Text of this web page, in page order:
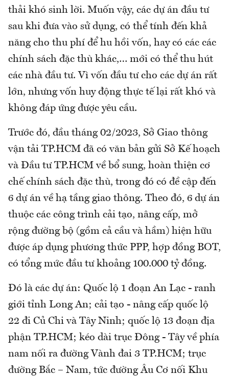
thải khó sinh lời. Muốn vậy, các dự án đầu tư
sau khi đưa vào sử dụng, có thể tính đến khả
năng cho thu phí để hu hồi vốn, hay có các các
chính sách đặc thù khác,… mới có thể thu hút
các nhà đầu tư. Vì vốn đầu tư cho các dự án rất
lớn, nhưng vốn huy động thực tế lại rất khó và
không đáp ứng được yêu cầu.
Trước đó, đầu tháng 02/2023, Sở Giao thông
vận tải TP.HCM đã có văn bản gửi Sở Kế hoạch
và Đầu tư TP.HCM về bổ sung, hoàn thiện cơ
chế chính sách đặc thù, trong đó có đề cập đến
6 dự án về hạ tầng giao thông. Theo đó, 6 dự án
thuộc các công trình cải tạo, nâng cấp, mở
rộng đường bộ (gồm cả cầu và hầm) hiện hữu
được áp dụng phương thức PPP, hợp đồng BOT,
có tổng mức đầu tư khoảng 100.000 tỷ đồng.
Đó là các dự án: Quốc lộ 1 đoạn An Lạc - ranh
giới tỉnh Long An; cải tạo - nâng cấp quốc lộ
22 đi Củ Chi và Tây Ninh; quốc lộ 13 đoạn địa
phận TP.HCM; kéo dài trục Đông - Tây về phía
nam nối ra đường Vành đai 3 TP.HCM; trục
đường Bắc – Nam, tức đường Âu Cơ nối Khu